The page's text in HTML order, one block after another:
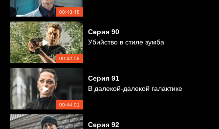
00:43:48
00:42:58
Серия 90
Убийство в стиле зумба
00:44:01
Серия 91
В далекой-далекой галактике
Серия 92